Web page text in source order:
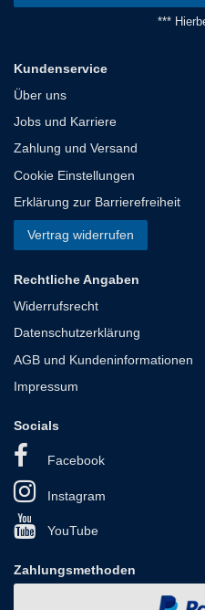
***
Kundenservice
Über uns
Jobs und Karriere
Zahlung und Versand
Cookie Einstellungen
Erklärung zur Barrierefreiheit
Vertrag widerrufen
Rechtliche Angaben
Widerrufsrecht
Datenschutzerklärung
AGB und Kundeninformationen
Impressum
Socials
Facebook
Instagram
YouTube
Zahlungsmethoden